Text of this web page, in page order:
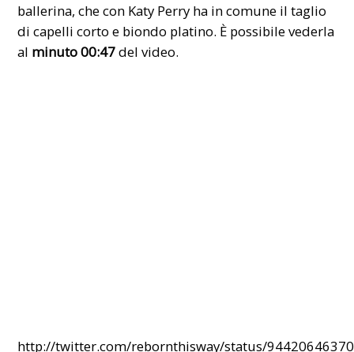
ballerina, che con Katy Perry ha in comune il taglio
di capelli corto e biondo platino. È possibile vederla
al minuto 00:47del video.
http://twitter.com/rebornthisway/status/